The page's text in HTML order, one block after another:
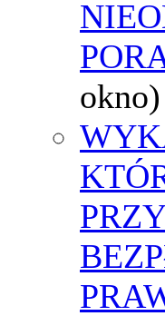
okno)